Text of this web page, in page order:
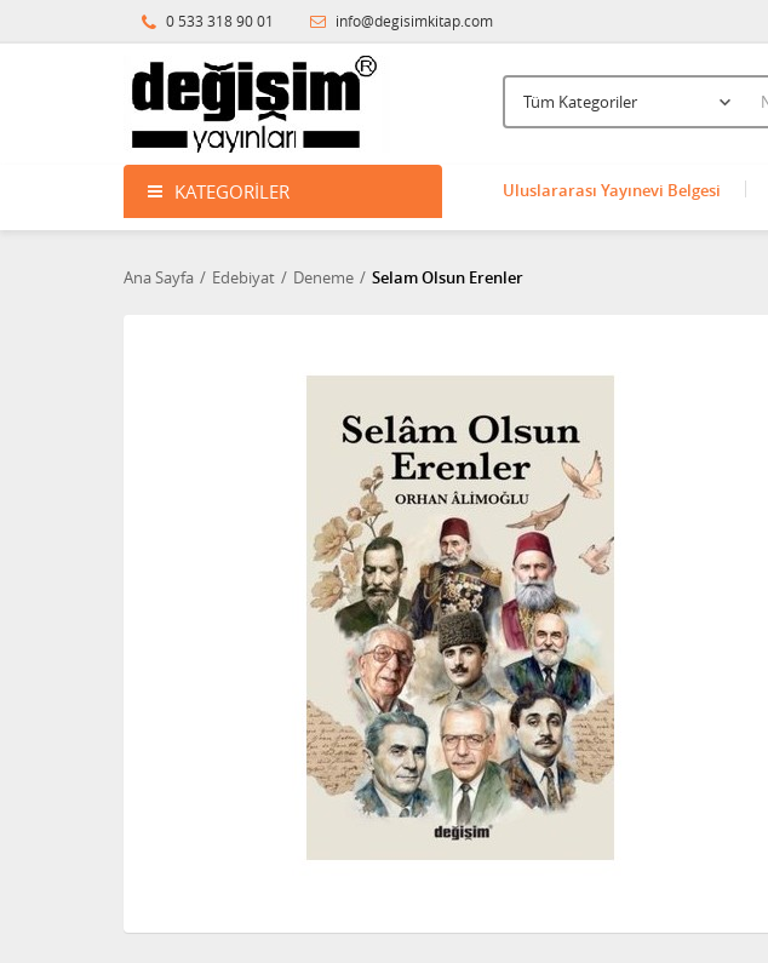
0 533 318 90 01 info@degisimkitap.com
KATEGORILER Uluslararası Yayınevi Belgesi
Ana Sayfa Edebiyat Deneme Selam Olsun Erenler